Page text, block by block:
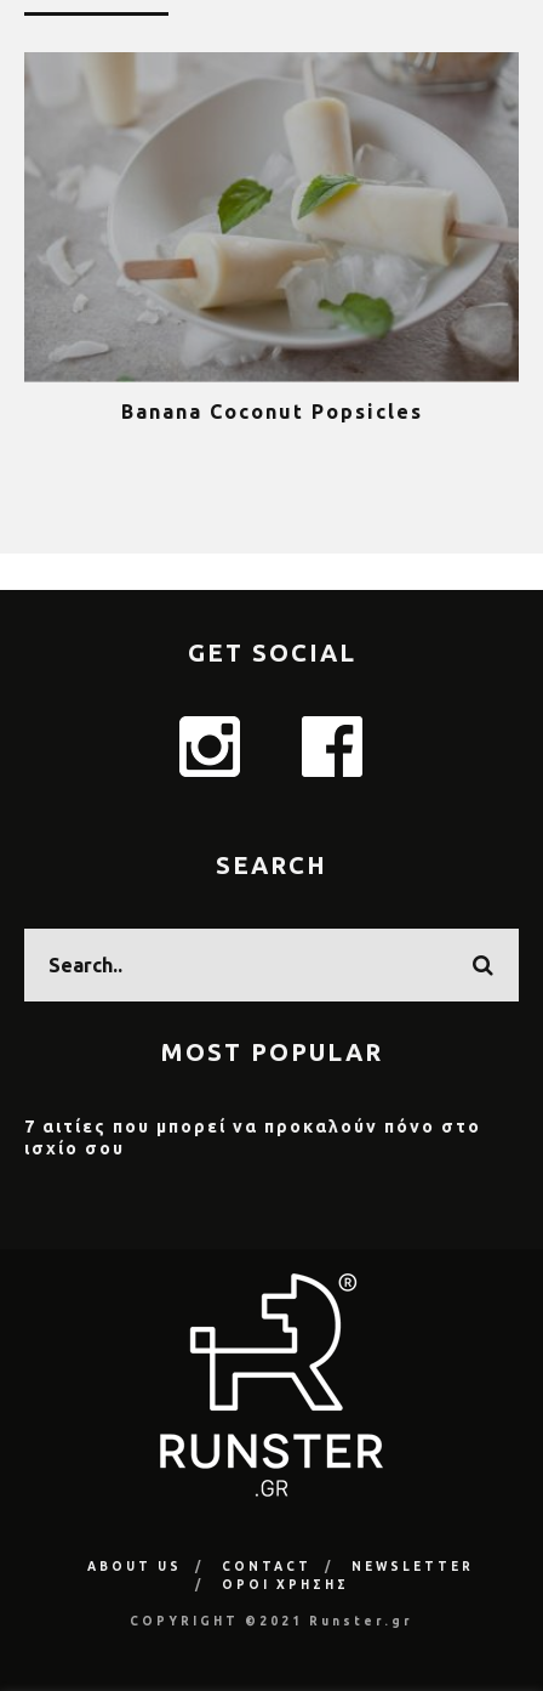
Banana Coconut Popsicles
GET SOCIAL
SEARCH
MOST POPULAR
7 αιτίες που μπορεί να προκαλούν πόνο στο
ισχίο σου
ABOUT US CONTACT
NEWSLETTER
ΟΡΟΙ ΧΡΗΣΗΣ
COPYRIGHT ©2021 Runster.gr